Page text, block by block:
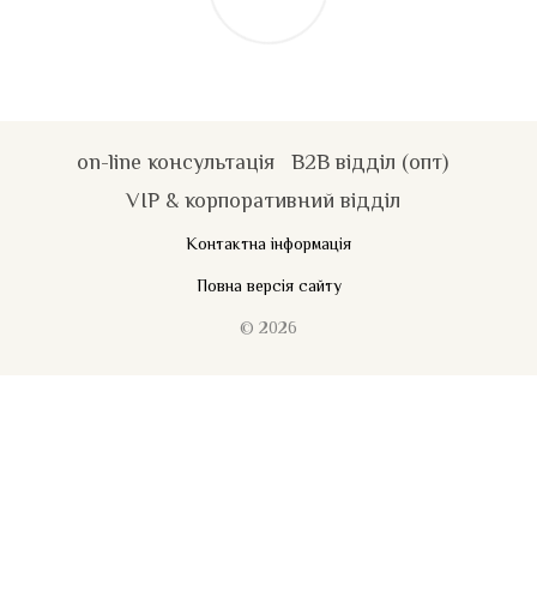
on-line консультація B2B відділ (опт)
VIP & корпоративний відділ
Контактна інформація
Повна версія сайту
© 2026